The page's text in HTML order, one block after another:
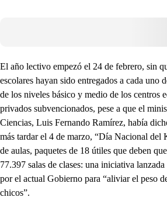
El año lectivo empezó el 24 de febrero, sin
escolares hayan sido entregados a cada uno
de los niveles básico y medio de los centros
privados subvencionados, pese a que el
Ciencias, Luis Fernando Ramírez, había
más tardar el 4 de marzo, “Día Nacional del
de aulas, paquetes de 18 útiles que deben
77.397 salas de clases: una iniciativa
por el actual Gobierno para “aliviar el peso
chicos”.